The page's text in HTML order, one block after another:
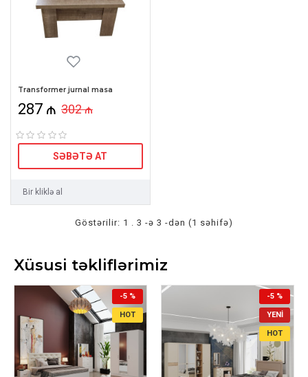
Transformer jurnal masa
287 ₼ 302 ₼
SƏBƏTƏ AT
Bir kliklə al
Göstərilir: 1 . 3 -ə 3 -dən (1 səhifə)
Xüsusi təkliflərimiz
HOT
-5 %
YENI
HOT
-5 %